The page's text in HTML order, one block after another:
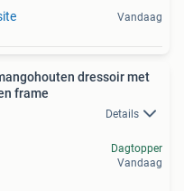
Vandaag
dressoir met
frame
Details
Dagtopper
Vandaag